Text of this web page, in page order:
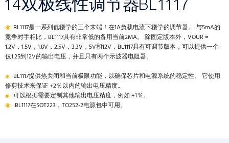
14双极线性调节器BL1117
◉ BL1117是一系列低辍学的三个末端！在1A负载电流下辍学的调节器。 与5mA的
竞争对手相比，BL1117具有非常低的备用当前2MA。 除固定版本外，VOUR =
1.2V，1.5V，1.8V，2.5V，3.3V，5V和12V，BL1117具有可调节版本，可以提供一个
仅1.25到12V的输出电压，并且只有两个示波器电阻器。
◉ BL1117提供热关闭和当前极限功能，以确保芯片和电源系统的稳定性。 它使用
修剪技术来保证 +2％以内的输出电压精度。
◉ 可以根据需要定制其他输出电压精度，例如 +1％。
◉ BL1117在SOT223，TO252-2电源包中可用。